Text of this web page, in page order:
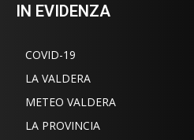
IN EVIDENZA
COVID-19
LA VALDERA
METEO VALDERA
LA PROVINCIA